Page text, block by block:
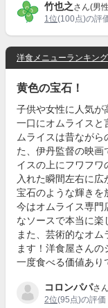
竹也之さん(男
1位(100点)の評
洋食メニューランキング
黄色の宝石！
子供や女性に人気が
一口にオムライスと
ムライスは昔なが
た、伊丹監督の映画
イスの上にフワフワ
入れた瞬間左右に
宝石のような輝きを
今はオムライス専門
なソースで本当に楽
また、芸術的なオ
ます！洋食屋さんの
一度食べる価値あり
コロンパパさ
2位(95点)の評価